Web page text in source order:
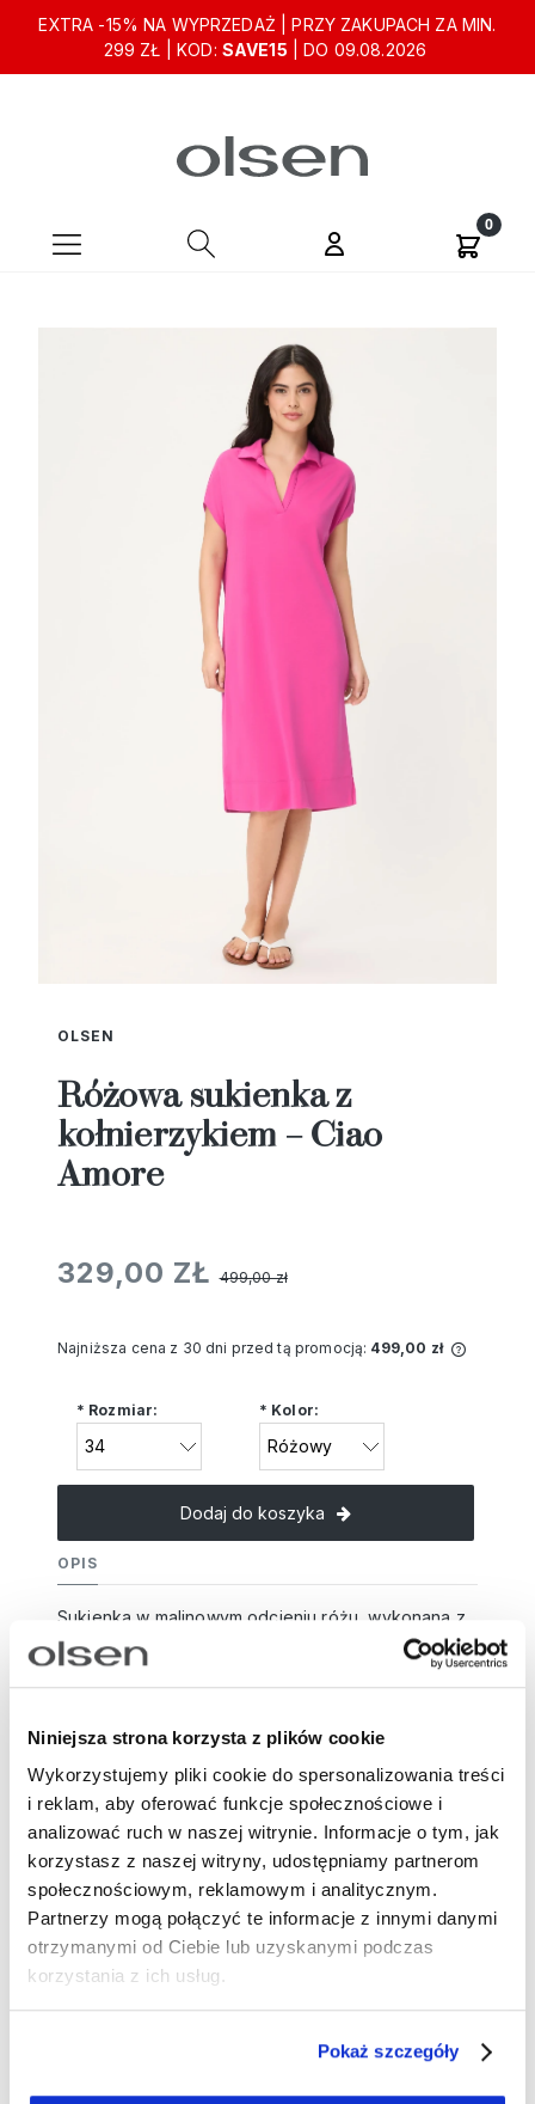
Niniejsza strona korzysta z plików cookie
Wykorzystujemy pliki cookie do spersonalizowania treści
i reklam, aby oferować funkcje społecznościowe i
analizować ruch w naszej witrynie. Informacje o tym, jak
korzystasz z naszej witryny, udostępniamy partnerom
społecznościowym, reklamowym i analitycznym.
Partnerzy mogą połączyć te informacje z innymi danymi
otrzymanymi od Ciebie lub uzyskanymi podczas
korzystania z ich usług.
Pokaż szczegóły
EXTRA -15% NA WYPRZEDAŻ | PRZY ZAKUPACH ZA MIN.
299 ZŁ | KOD: SAVE15 | DO 09.08.2026
OLSEN
Różowa sukienka z
kołnierzykiem – Ciao
Amore
329,00 ZŁ 499,00 zł
Najniższa cena z 30 dni przed tą promocją: 499,00 zł
* Rozmiar: * Kolor:
Dodaj do koszyka
OPIS
Sukienka w malinowym odcieniu różu, wykonana z
lekkiej, przyjemnej w dotyku tkaniny z przewagą
litery V. Krótkie, opadające rękawy delikatnie
odsłaniają ramiona. Długość midi z rozcięciami po
bokach zwiększa swobodę ruchów i sprawia, że
model dobrze układa się na sylwetce. Noś ją z
sandałami na płaskiej podeszwie na co dzień, z
klapkami lub espadrylami na wakacyjne wyjazdy
albo z lekką, granatową marynarką i butami na
obcasie, tworząc bardziej elegancką stylizację.
Długość: 100 cm
Skład: 67% wiskoza, 33% poliester